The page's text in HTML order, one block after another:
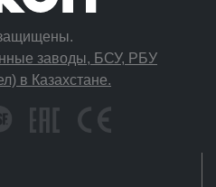
заводы, БСУ, РБУ
в Казахстане.